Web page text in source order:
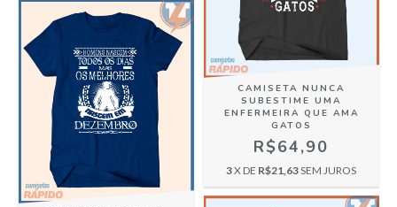
CAMISETA NUNCA
SUBESTIME UMA
ENFERMEIRA QUE AMA
GATOS
R$64,90
3X DE R$21,63SEM JUROS